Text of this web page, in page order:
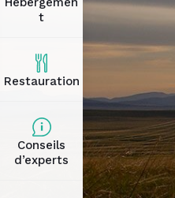
t
Restauration
Conseils
d’experts